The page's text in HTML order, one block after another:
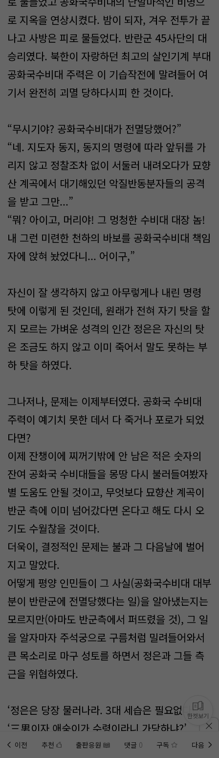
로 지옥을 연상시켰다. 밤이 되자, 겨우 전투가 끝
나고 사방은 피로 물들었다. 반란군 45사단의 대
승리였다. 북한이 자랑하던 최고의 살인기계 부대
공화국수비대 주력은 이 기습작전에 말려들어 여
기서 완전히 괴멸 당하다시피 한 것이다.
“무시기야? 공화국수비대가 전멸당했어?”
“네. 지도자 동지, 동지의 명령에 따라 앞뒤를 가
리지 않고 정찰조차 없이 서둘러 내려오다가 묘향
산 계곡에서 대기해있던 악질반동분자들의 공격
을 받고 그만...”
“뭐? 아이고, 머리야! 그 멍청한 수비대 대장 놈!
내 그런 미련한 천하의 바보를 공화국수비대 책임
자에 앉혀 놨었다니... 어이구,”
자신이 잘 생각하지 않고 아무렇게나 내린 명령
탓에 이렇게 된 것인데, 원래가 전혀 자기 탓을 할
지 모르는 가벼운 성격의 인간 정은은 자신의 탓
은 조금도 하지 않고 이미 죽어서 말도 못하는 부
하 탓을 하였다.
그나저나, 문제는 이제부터였다. 공화국 수비대
주력이 예기치 못한 데서 다 죽거나 포로가 되었
다면?
이제 잔챙이에 찌꺼기밖에 안 남은 적은 숫자의
잔여 공화국 수비대들을 몽땅 다시 불러들여봤자
별 도움도 안될 것이고, 무엇보다 묘향산 계곡이
반군 측에 이미 넘어갔다면 온다고 해도 다시 오
기도 수월찮을 것이다.
더욱이, 결정적인 문제는 불과 그 다음날에 벌어
지고 말았다.
어떻게 평양 인민들이 그 사실(공화국수비대 대부
분이 반란군에 전멸당했다는 일)을 알아냈는지는
모르지만(아마도 반군측에서 퍼뜨렸을 것), 그 일
을 알자마자 주석궁으로 구름처럼 밀려들어와서
큰 목소리로 마구 성토를 하면서 정은과 그들 측
근을 위협하였다.
‘정은은 당장 물러나라. 3대 세습은 필요없다!’
‘三男이자 애숭이가 수령이라니 가당하냐?’
‘이제 사회주의 독재는 필요 없다. 새로운 정부가
이전 추천 출판응원 댓글 0 구독 다음
한컷보기
홈에미노벨 웹추가하기 미노벨 앱설치하기